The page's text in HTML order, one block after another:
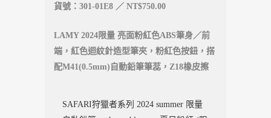
貨號：301-01E8 ／ NT$750.00
LAMY 2024限量 亮面粉紅色ABS筆身／前
端，紅色迴紋針造型筆夾，粉紅色按鈕，搭
配M41(0.5mm)自動鉛筆筆蕊，Z18橡皮擦
SAFARI狩獵者系列 2024 summer 限量